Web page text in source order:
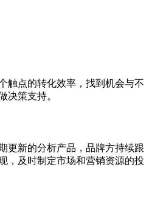
触点的转化效率，找到机会与不
决策支持。
更新的分析产品，品牌方持续跟
，及时制定市场和营销资源的投